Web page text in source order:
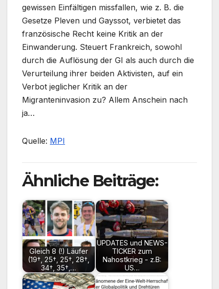
gewissen Einfältigen missfallen, wie z. B. die
Gesetze Pleven und Gayssot, verbietet das
französische Recht keine Kritik an der
Einwanderung. Steuert Frankreich, sowohl
durch die Auflösung der GI als auch durch die
Verurteilung ihrer beiden Aktivisten, auf ein
Verbot jeglicher Kritik an der
Migranteninvasion zu? Allem Anschein nach
ja…
Quelle: MPI
Ähnliche Beiträge:
Gleich 8 (!) Läufer
(19†, 25†, 25†, 28†,
34†, 35†,…
UPDATES und NEWS-
TICKER zum
Nahostkrieg - z.B:
US…